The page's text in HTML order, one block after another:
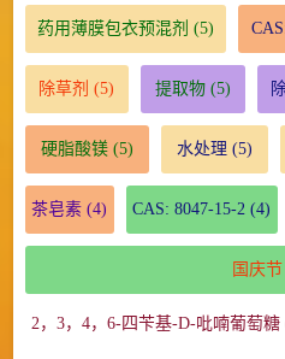
药用薄膜包衣预混剂 (5)
除草剂 (5) 提取物(5)
硬脂酸镁(5) 水处理 (5)
茶皂素 (4) CAS: 8047-15-2 (4)
国庆节
2，3，4，6-四苄基-D-吡喃葡萄糖